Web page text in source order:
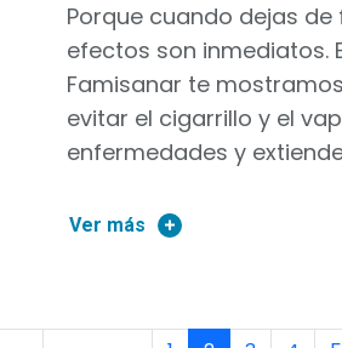
Porque cuando dejas de
efectos son inmediatos.
Famisanar te
evitar el cigarrillo y el
enfermedades y
Ver más